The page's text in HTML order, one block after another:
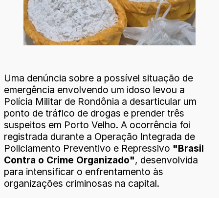
Uma denúncia sobre a possível situação de
emergência envolvendo um idoso levou a
Polícia Militar de Rondônia a desarticular um
ponto de tráfico de drogas e prender três
suspeitos em Porto Velho. A ocorrência foi
registrada durante a Operação Integrada de
Policiamento Preventivo e Repressivo "Brasil
Contra o Crime Organizado", desenvolvida
para intensificar o enfrentamento às
organizações criminosas na capital.